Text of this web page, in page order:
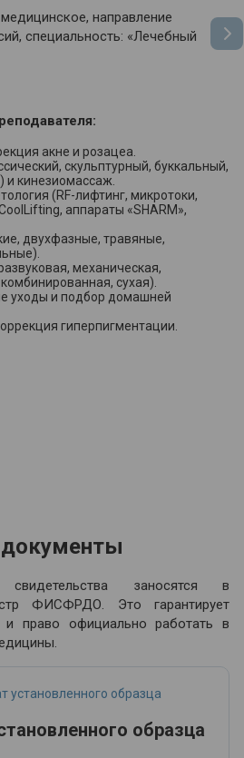
направление
специальность: «Лечебный
акне и розацеа.
скульптурный, буккальный,
кинезиомассаж.
(RF-лифтинг, микротоки,
аппараты «SHARM»,
двухфазные, травяные,
механическая,
сухая).
уходы и подбор домашней
гиперпигментации.
заносятся в
ФИСФРДО. Это гарантирует
и право официально работать в
образца